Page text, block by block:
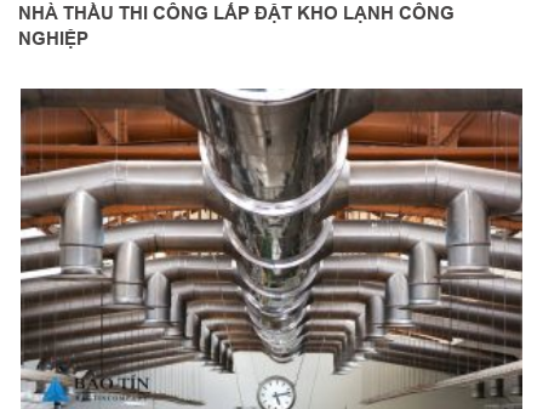
NHÀ THẦU THI CÔNG LẮP ĐẶT KHO LẠNH CÔNG
NGHIỆP